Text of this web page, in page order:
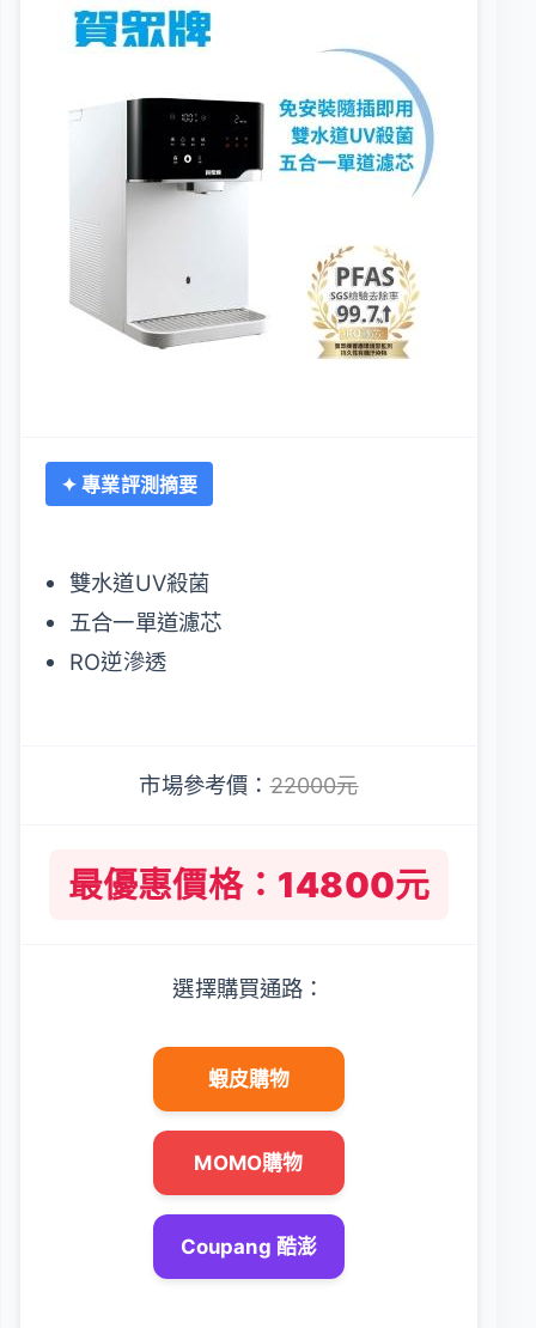
✦ 專業評測摘要
雙水道UV殺菌
五合一單道濾芯
RO逆滲透
市場參考價：22000元
最優惠價格：14800元
選擇購買通路：
蝦皮購物
MOMO購物
Coupang 酷澎